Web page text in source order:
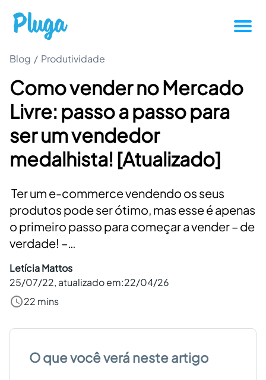
Produtividade
Novidades da Pluga
Casos de sucesso
Outros
Entrar
Criar conta grátis
Blog / Produtividade
Como vender no Mercado
Livre: passo a passo para
ser um vendedor
medalhista! [Atualizado]
Ter um e-commerce vendendo os seus
produtos pode ser ótimo, mas esse é apenas
o primeiro passo para começar a vender – de
verdade! –…
Letícia Mattos
25/07/22, atualizado em:22/04/26
22 mins
O que você verá neste artigo